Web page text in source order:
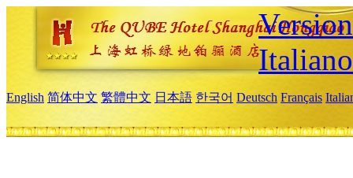
Italiano
English 简体中文 繁體中文 日本語 한국어 Deutsch Français